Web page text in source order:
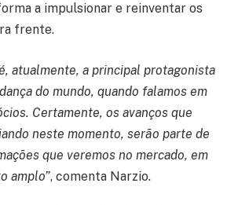
a impulsionar e reinventar os
frente.
atualmente, a principal protagonista
do mundo, quando falamos em
Certamente, os avanços que
neste momento, serão parte de
que veremos no mercado, em
amplo”, comenta Narzio.